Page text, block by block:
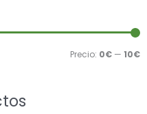
Precio: 0€ — 10€